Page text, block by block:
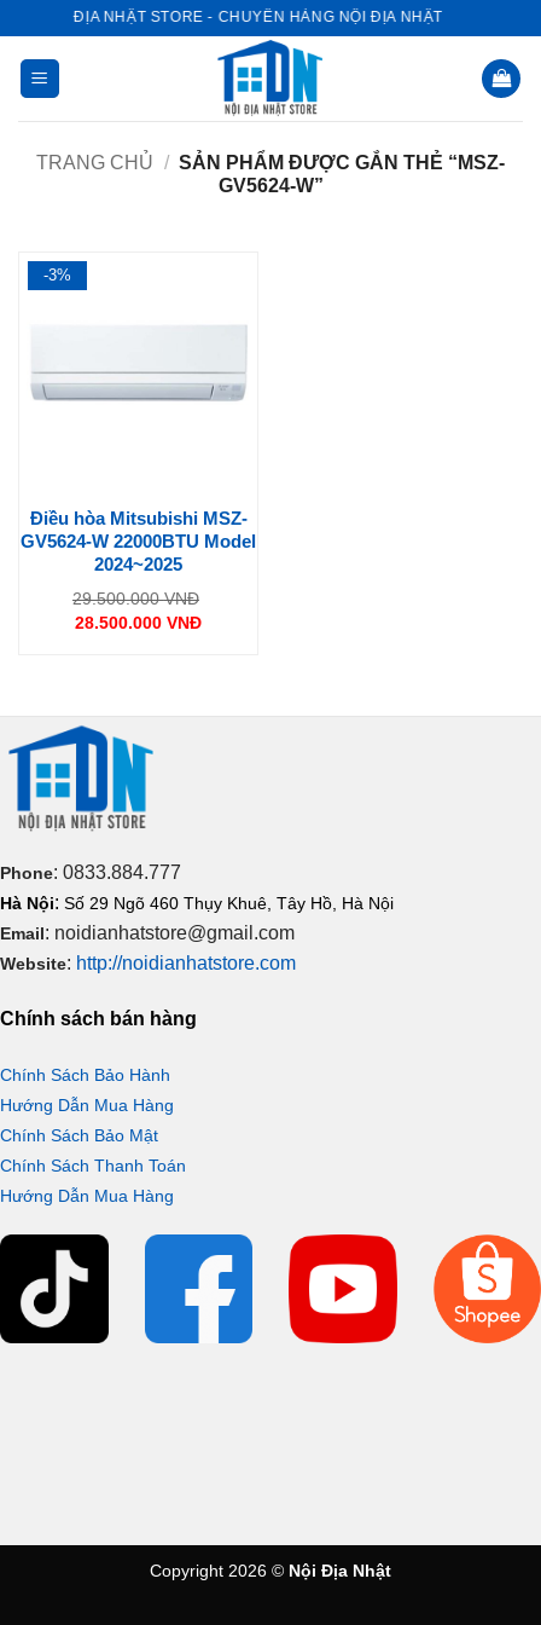
dung
NỘI ĐỊA NHẬT STORE - CHUYÊN HÀNG NỘI ĐỊA NHẬT
TRANG CHỦ / SẢN PHẨM ĐƯỢC GẮN THẺ “MSZ-
GV5624-W”
-3%
Điều hòa Mitsubishi MSZ-
GV5624-W 22000BTU Model
2024~2025
29.500.000VNĐ
28.500.000 VNĐ
Phone: 0833.884.777
Hà Nội: Số 29 Ngõ 460 Thụy Khuê, Tây Hồ, Hà Nội
Email: noidianhatstore@gmail.com
Website: http://noidianhatstore.com
Chính sách bán hàng
Chính Sách Bảo Hành
Hướng Dẫn Mua Hàng
Chính Sách Bảo Mật
Chính Sách Thanh Toán
Hướng Dẫn Mua Hàng
Copyright 2026 © Nội Địa Nhật